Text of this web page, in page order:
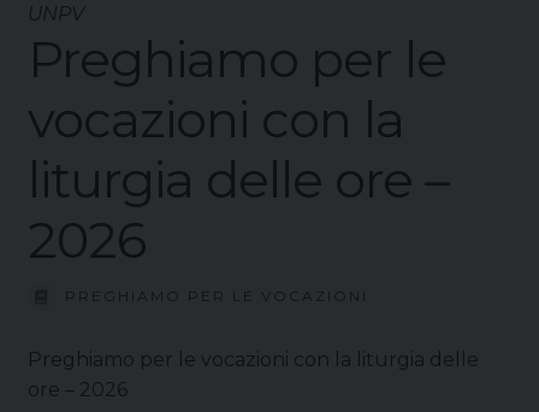
UNPV
Preghiamo per le
vocazioni con la
liturgia delle ore –
2026
PREGHIAMO PER LE VOCAZIONI
Preghiamo per le vocazioni con la liturgia delle
ore – 2026